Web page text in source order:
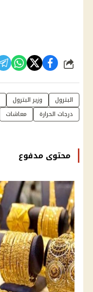
شارك
البترول وزير البترول
درجات الحرارة
معاشات
محتوى مدفوع